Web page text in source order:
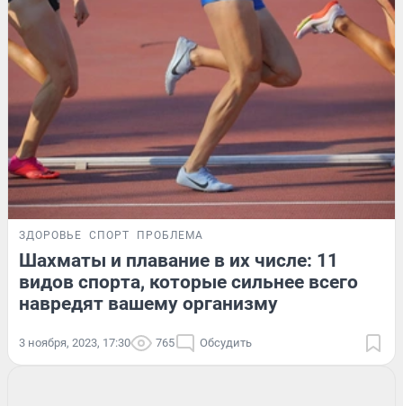
ЗДОРОВЬЕ СПОРТ ПРОБЛЕМА
Шахматы и плавание в их числе: 11
видов спорта, которые сильнее всего
навредят вашему организму
3 ноября, 2023, 17:30 765 Обсудить